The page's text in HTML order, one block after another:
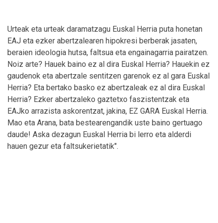
Urteak eta urteak daramatzagu Euskal Herria puta honetan
EAJ eta ezker abertzalearen hipokresi berberak jasaten,
beraien ideologia hutsa, faltsua eta engainagarria pairatzen.
Noiz arte? Hauek baino ez al dira Euskal Herria? Hauekin ez
gaudenok eta abertzale sentitzen garenok ez al gara Euskal
Herria? Eta bertako basko ez abertzaleak ez al dira Euskal
Herria? Ezker abertzaleko gaztetxo faszistentzak eta
EAJko arrazista askorentzat, jakina, EZ GARA Euskal Herria.
Mao eta Arana, bata bestearengandik uste baino gertuago
daude! Aska dezagun Euskal Herria bi lerro eta alderdi
hauen gezur eta faltsukerietatik".